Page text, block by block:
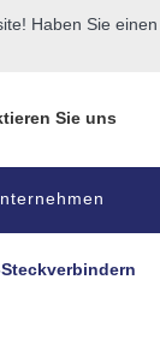
Haben Sie
Sie uns